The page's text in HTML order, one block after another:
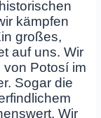
kämpfen
großes,
auf uns. Wir
Potosí im
Sogar die
Wir